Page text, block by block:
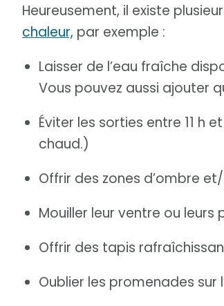
Heureusement, il existe
chaleur, par exemple :
Laisser de l’eau fraîche
Vous pouvez aussi ajouter
Éviter les sorties entre 11 h
chaud.)
Offrir des zones d’ombre
Mouiller leur ventre ou leurs
Offrir des tapis
Oublier les promenades sur